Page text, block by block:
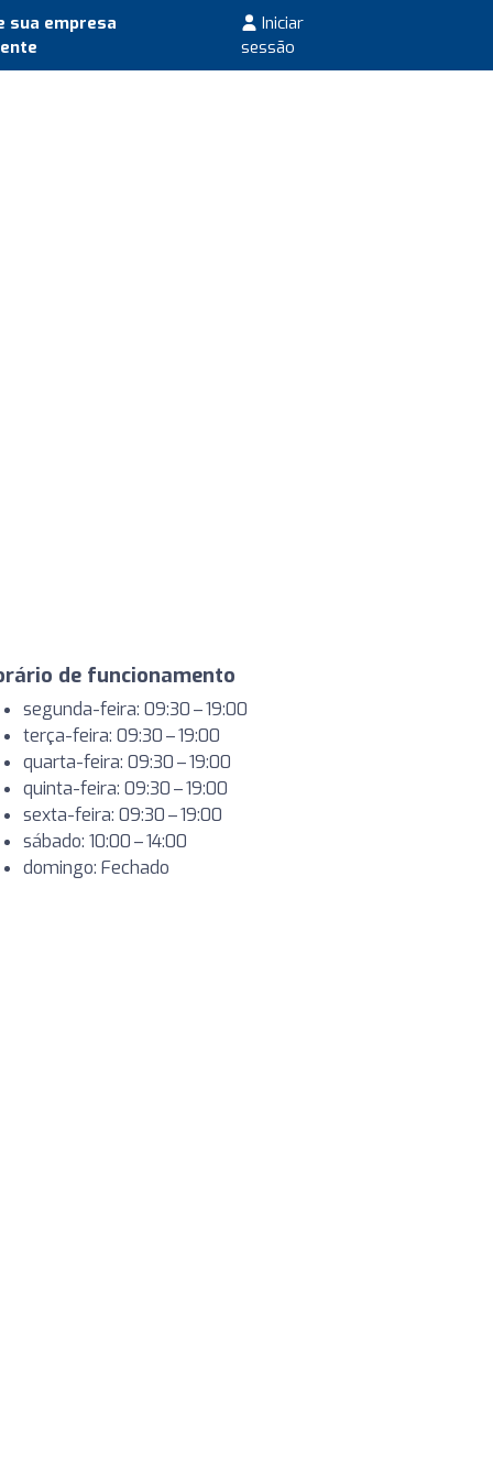
sua empresa
Iniciar
sessão
de funcionamento
segunda-feira: 09:30 – 19:00
terça-feira: 09:30 – 19:00
quarta-feira: 09:30 – 19:00
quinta-feira: 09:30 – 19:00
sexta-feira: 09:30 – 19:00
sábado: 10:00 – 14:00
domingo: Fechado